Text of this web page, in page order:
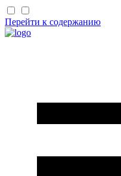
Перейти к содержанию